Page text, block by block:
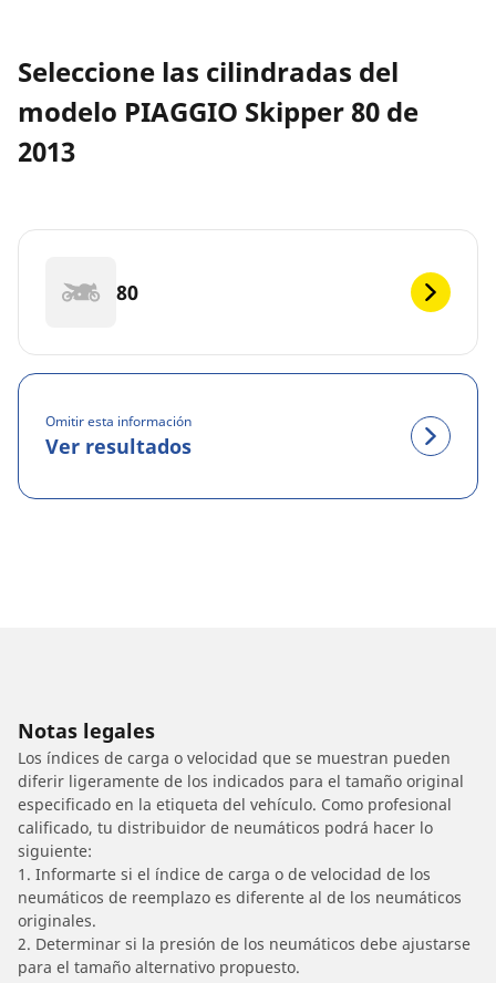
Seleccione las cilindradas del
modelo PIAGGIO Skipper 80 de
2013
80
Omitir esta información
Ver resultados
Notas legales
Los índices de carga o velocidad que se muestran pueden
diferir ligeramente de los indicados para el tamaño original
especificado en la etiqueta del vehículo. Como profesional
calificado, tu distribuidor de neumáticos podrá hacer lo
siguiente:
1. Informarte si el índice de carga o de velocidad de los
neumáticos de reemplazo es diferente al de los neumáticos
originales.
2. Determinar si la presión de los neumáticos debe ajustarse
para el tamaño alternativo propuesto.